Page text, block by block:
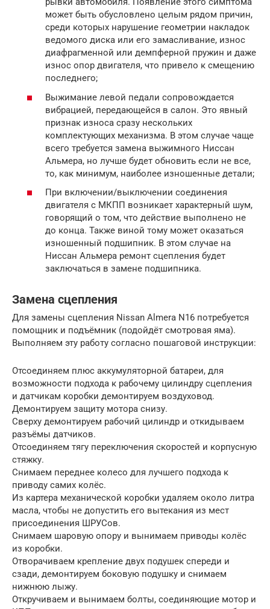
может быть обусловлено целым рядом причин,
среди которых нарушение геометрии накладок
ведомого диска или его замасливание, износ
диафрагменной или демпферной пружин и даже
износ опор двигателя, что привело к смещению
последнего;
Выжимание левой педали сопровождается
вибрацией, передающейся в салон. Это явный
признак износа сразу нескольких
комплектующих механизма. В этом случае чаще
всего требуется замена выжимного Ниссан
Альмера, но лучше будет обновить если не все,
то, как минимум, наиболее изношенные детали;
При включении/выключении соединения
двигателя с МКПП возникает характерный шум,
говорящий о том, что действие выполнено не
до конца. Также виной тому может оказаться
изношенный подшипник. В этом случае на
Ниссан Альмера ремонт сцепления будет
заключаться в замене подшипника.
Замена сцепления
Для замены сцепления Nissan Almera N16 потребуется
помощник и подъёмник (подойдёт смотровая яма).
Выполняем эту работу согласно пошаговой инструкции:
Отсоединяем плюс аккумуляторной батареи, для
возможности подхода к рабочему цилиндру сцепления
и датчикам коробки демонтируем воздуховод.
Демонтируем защиту мотора снизу.
Сверху демонтируем рабочий цилиндр и откидываем
разъёмы датчиков.
Отсоединяем тягу переключения скоростей и корпусную
стяжку.
Снимаем переднее колесо для лучшего подхода к
приводу самих колёс.
Из картера механической коробки удаляем около литра
масла, чтобы не допустить его вытекания из мест
присоединения ШРУСов.
Снимаем шаровую опору и вынимаем приводы колёс
из коробки.
Отворачиваем крепление двух подушек спереди и
сзади, демонтируем боковую подушку и снимаем
нижнюю лыжу.
Откручиваем и вынимаем болты, соединяющие мотор и